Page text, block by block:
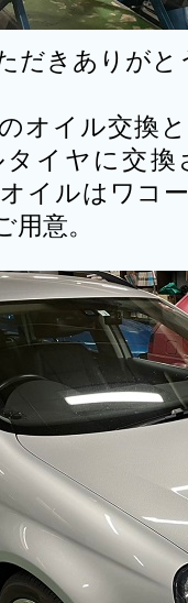
だきありがと
オイル交換
イヤに交
イルはワコ
用意。